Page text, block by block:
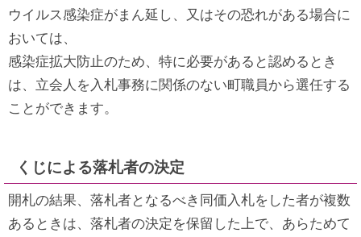
ウイルス感染症がまん延し、又はその恐れがある場合に
おいては、
感染症拡大防止のため、特に必要があると認めるとき
は、立会人を入札事務に関係のない町職員から選任する
ことができます。
くじによる落札者の決定
開札の結果、落札者となるべき同価入札をした者が複数
あるときは、落札者の決定を保留した上で、あらためて